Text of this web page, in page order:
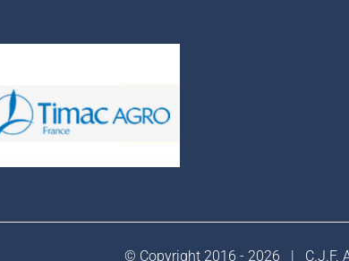
© Copyright 2016 - 2026 | C.J.F.